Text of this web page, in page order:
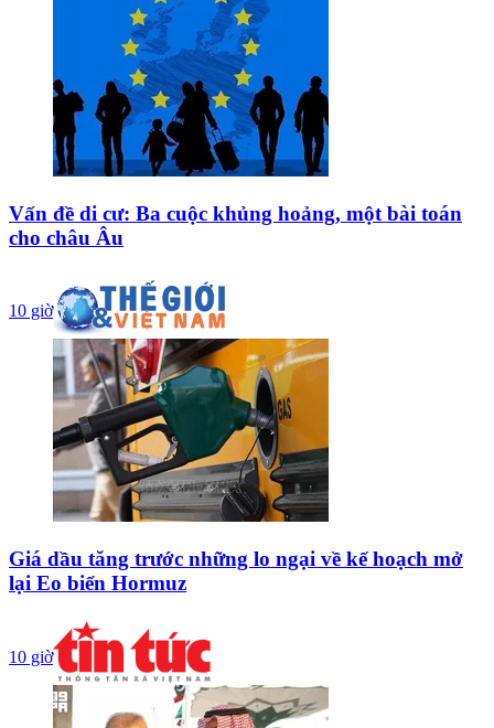
Vấn đề di cư: Ba cuộc khủng hoảng, một bài toán
cho châu Âu
10 giờ
Giá dầu tăng trước những lo ngại về kế hoạch mở
lại Eo biển Hormuz
10 giờ